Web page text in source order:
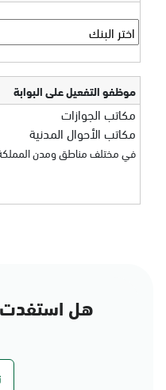
موظفو التفعيل على البوابة
مكاتب الجوازات
مكاتب الأحوال المدنية
في مختلف مناطق ومدن
هل